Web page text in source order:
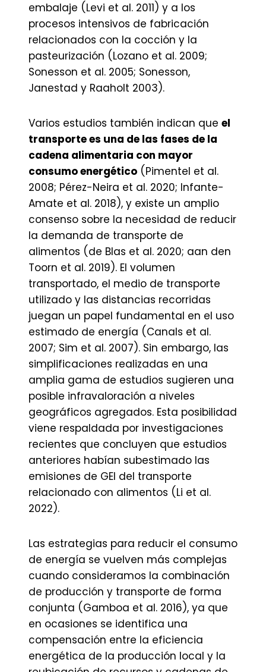
embalaje (Levi et al. 2011) y a los
procesos intensivos de fabricación
relacionados con la cocción y la
pasteurización (Lozano et al. 2009;
Sonesson et al. 2005; Sonesson,
Janestad y Raaholt 2003).
Varios estudios también indican que el
transporte es una de las fases de la
cadena alimentaria con mayor
consumo energético (Pimentel et al.
2008; Pérez-Neira et al. 2020; Infante-
Amate et al. 2018), y existe un amplio
consenso sobre la necesidad de reducir
la demanda de transporte de
alimentos (de Blas et al. 2020; aan den
Toorn et al. 2019). El volumen
transportado, el medio de transporte
utilizado y las distancias recorridas
juegan un papel fundamental en el uso
estimado de energía (Canals et al.
2007; Sim et al. 2007). Sin embargo, las
simplificaciones realizadas en una
amplia gama de estudios sugieren una
posible infravaloración a niveles
geográficos agregados. Esta posibilidad
viene respaldada por investigaciones
recientes que concluyen que estudios
anteriores habían subestimado las
emisiones de GEI del transporte
relacionado con alimentos (Li et al.
2022).
Las estrategias para reducir el consumo
de energía se vuelven más complejas
cuando consideramos la combinación
de producción y transporte de forma
conjunta (Gamboa et al. 2016), ya que
en ocasiones se identifica una
compensación entre la eficiencia
energética de la producción local y la